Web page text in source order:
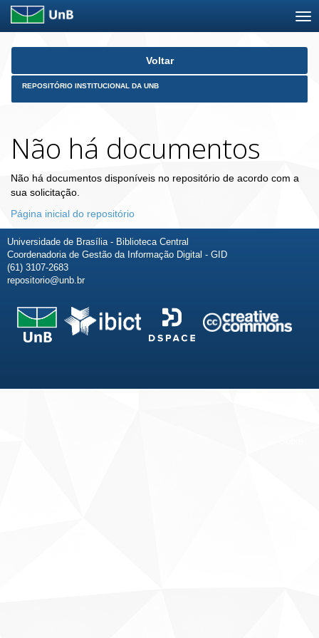
Skip
Voltar
REPOSITÓRIO INSTITUCIONAL DA UNB
Não há documentos
Não há documentos disponíveis no repositório de acordo com a
sua solicitação.
Página inicial do repositório
Universidade de Brasília - Biblioteca Central
Coordenadoria de Gestão da Informação Digital - GID
(61) 3107-2683
repositorio@unb.br